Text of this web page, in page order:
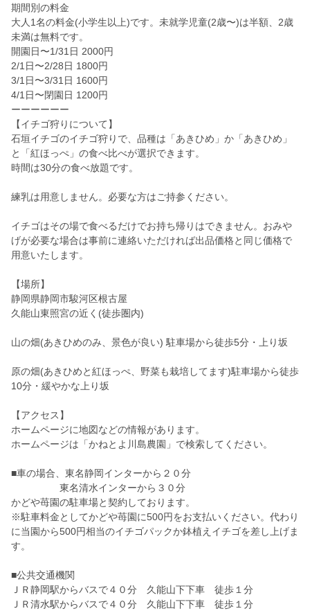
期間別の料金
大人1名の料金(小学生以上)です。未就学児童(2歳〜)は半額、2歳
未満は無料です。
開園日〜1/31日 2000円
2/1日〜2/28日 1800円
3/1日〜3/31日 1600円
4/1日〜閉園日 1200円
ーーーーーー
【イチゴ狩りについて】
石垣イチゴのイチゴ狩りで、品種は「あきひめ」か「あきひめ」
と「紅ほっぺ」の食べ比べが選択できます。
時間は30分の食べ放題です。
練乳は用意しません。必要な方はご持参ください。
イチゴはその場で食べるだけでお持ち帰りはできません。おみや
げが必要な場合は事前に連絡いただければ出品価格と同じ価格で
用意いたします。
【場所】
静岡県静岡市駿河区根古屋
久能山東照宮の近く(徒歩圏内)
山の畑(あきひめのみ、景色が良い) 駐車場から徒歩5分・上り坂
原の畑(あきひめと紅ほっぺ、野菜も栽培してます)駐車場から徒歩
10分・緩やかな上り坂
【アクセス】
ホームページに地図などの情報があります。
ホームページは「かねとよ川島農園」で検索してください。
■車の場合、東名静岡インターから２０分
東名清水インターから３０分
かどや苺園の駐車場と契約しております。
※駐車料金としてかどや苺園に500円をお支払いください。代わり
に当園から500円相当のイチゴパックか鉢植えイチゴを差し上げま
す。
■公共交通機関
ＪＲ静岡駅からバスで４０分 久能山下下車 徒歩１分
ＪＲ清水駅からバスで４０分 久能山下下車 徒歩１分